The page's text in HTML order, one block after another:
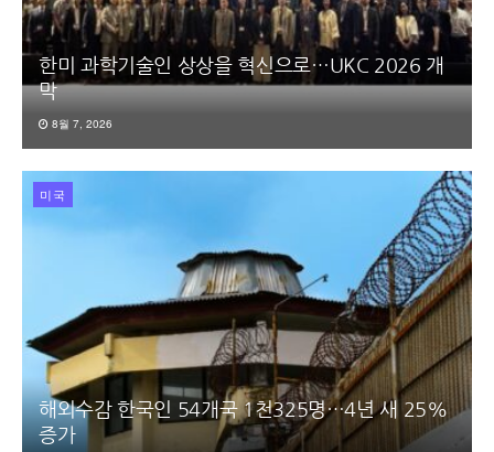
한미 과학기술인 상상을 혁신으로…UKC 2026 개
막
8월 7, 2026
미국
해외수감 한국인 54개국 1천325명…4년 새 25%
증가